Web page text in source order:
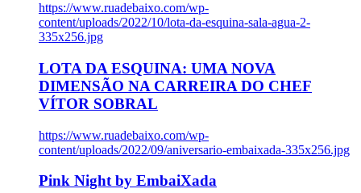
https://www.ruadebaixo.com/wp-
content/uploads/2022/10/lota-da-esquina-sala-agua-2-
335x256.jpg
LOTA DA ESQUINA: UMA NOVA
DIMENSÃO NA CARREIRA DO CHEF
VÍTOR SOBRAL
https://www.ruadebaixo.com/wp-
content/uploads/2022/09/aniversario-embaixada-335x256.jpg
Pink Night by EmbaiXada